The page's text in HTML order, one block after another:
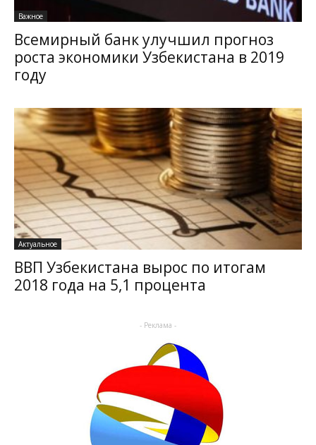
Важное
Всемирный банк улучшил прогноз
роста экономики Узбекистана в 2019
году
Актуальное
ВВП Узбекистана вырос по итогам
2018 года на 5,1 процента
- Реклама -